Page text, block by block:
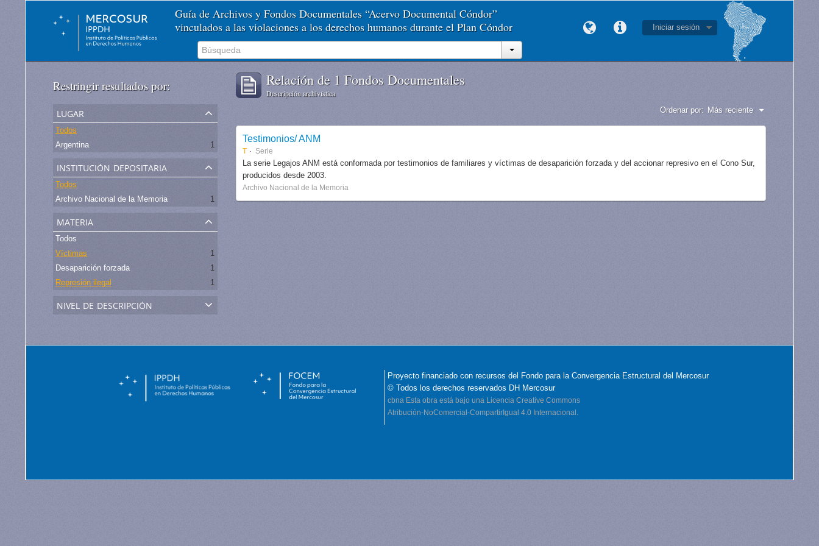
Guía de Archivos y Fondos Documentales “Acervo Documental Cóndor”
vinculados a las violaciones a los derechos humanos durante el Plan Cóndor
Iniciar sesión
Restringir resultados por:
lugar
Todos
Argentina
1
institución depositaria
Todos
Archivo Nacional de la Memoria
1
materia
Todos
Víctimas
1
Desaparición forzada
1
Represión ilegal
1
nivel de descripción
Relación de 1 Fondos Documentales
Descripción archivística
Ordenar por: Más reciente
Testimonios/ ANM
T Serie
La serie Legajos ANM está conformada por testimonios de familiares y víctimas de desaparición forzada y del accionar represivo en el Cono Sur,
producidos desde 2003.
Archivo Nacional de la Memoria
Proyecto financiado con recursos del Fondo para la Convergencia Estructural del Mercosur
© Todos los derechos reservados DH Mercosur
cbna Esta obra está bajo una Licencia Creative Commons
Atribución-NoComercial-CompartirIgual 4.0 Internacional.